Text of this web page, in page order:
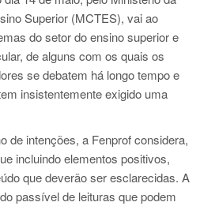
Superior (MCTES), vai ao
do setor do ensino superior e
de alguns com os quais os
se debatem há longo tempo e
insistentemente exigido uma
de intenções, a Fenprof considera,
incluindo elementos positivos,
que deverão ser esclarecidas. A
passível de leituras que podem